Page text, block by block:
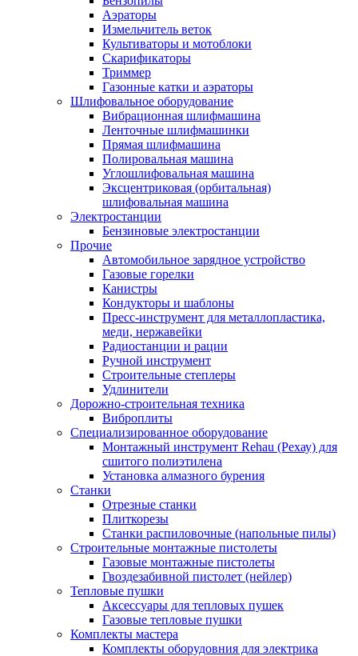
Аэраторы
Измельчитель веток
Культиваторы и мотоблоки
Скарификаторы
Триммер
Газонные катки и аэраторы
Шлифовальное оборудование
Вибрационная шлифмашина
Ленточные шлифмашинки
Прямая шлифмашина
Полировальная машина
Углошлифовальная машина
Эксцентриковая (орбитальная)
шлифовальная машина
Электростанции
Бензиновые электростанции
Прочие
Автомобильное зарядное устройство
Газовые горелки
Канистры
Кондукторы и шаблоны
Пресс-инструмент для металлопластика,
меди, нержавейки
Радиостанции и рации
Ручной инструмент
Строительные степлеры
Удлинители
Дорожно-строительная техника
Виброплиты
Специализированное оборудование
Монтажный инструмент Rehau (Рехау) для
сшитого полиэтилена
Установка алмазного бурения
Станки
Отрезные станки
Плиткорезы
Станки распиловочные (напольные пилы)
Строительные монтажные пистолеты
Газовые монтажные пистолеты
Гвоздезабивной пистолет (нейлер)
Тепловые пушки
Аксессуары для тепловых пушек
Газовые тепловые пушки
Комплекты мастера
Комплекты оборудовния для электрика